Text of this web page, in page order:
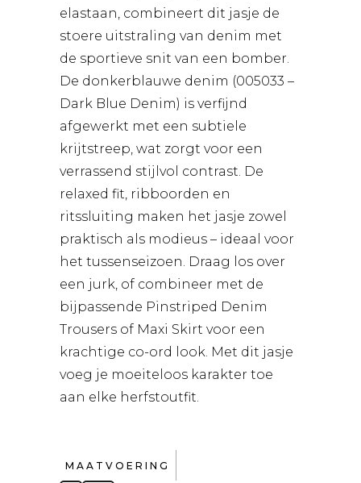
elastaan, combineert dit jasje de
stoere uitstraling van denim met
de sportieve snit van een bomber.
De donkerblauwe denim (005033 –
Dark Blue Denim) is verfijnd
afgewerkt met een subtiele
krijtstreep, wat zorgt voor een
verrassend stijlvol contrast. De
relaxed fit, ribboorden en
ritssluiting maken het jasje zowel
praktisch als modieus – ideaal voor
het tussenseizoen. Draag los over
een jurk, of combineer met de
bijpassende Pinstriped Denim
Trousers of Maxi Skirt voor een
krachtige co-ord look. Met dit jasje
voeg je moeiteloos karakter toe
aan elke herfstoutfit.
MAATVOERING